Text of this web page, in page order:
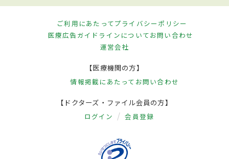
ご利用にあたってプライバシーポリシー
医療広告ガイドラインについてお問い合わせ
運営会社
【医療機関の方】
情報掲載にあたって お問い合わせ
【ドクターズ・ファイル会員の方】
ログイン 会員登録